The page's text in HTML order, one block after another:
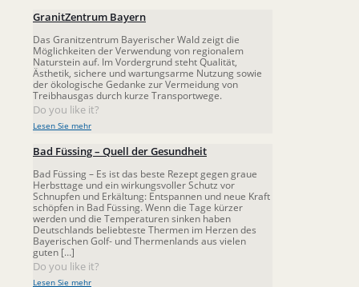
GranitZentrum Bayern
Das Granitzentrum Bayerischer Wald zeigt die
Möglichkeiten der Verwendung von regionalem
Naturstein auf. Im Vordergrund steht Qualität,
Ästhetik, sichere und wartungsarme Nutzung sowie
der ökologische Gedanke zur Vermeidung von
Treibhausgas durch kurze Transportwege.
Do you like it?
Lesen Sie mehr
Bad Füssing – Quell der Gesundheit
Bad Füssing – Es ist das beste Rezept gegen graue
Herbsttage und ein wirkungsvoller Schutz vor
Schnupfen und Erkältung: Entspannen und neue Kraft
schöpfen in Bad Füssing. Wenn die Tage kürzer
werden und die Temperaturen sinken haben
Deutschlands beliebteste Thermen im Herzen des
Bayerischen Golf- und Thermenlands aus vielen
guten […]
Do you like it?
Lesen Sie mehr